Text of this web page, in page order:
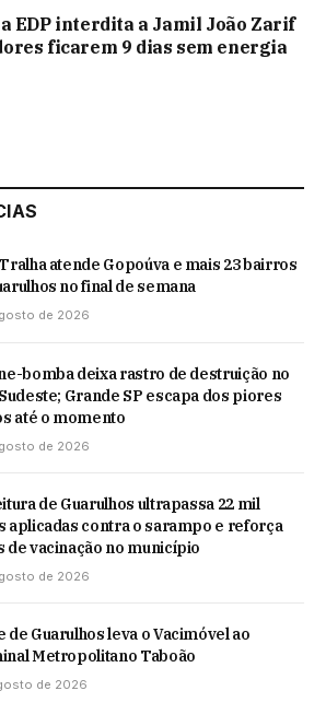
EDP interdita a Jamil João Zarif
ficarem 9 dias sem energia
atende Gopoúva e mais 23 bairros
no final de semana
de 2026
bomba deixa rastro de destruição no
Grande SP escapa dos piores
até o momento
de 2026
de Guarulhos ultrapassa 22 mil
aplicadas contra o sarampo e reforça
de vacinação no município
de 2026
de Guarulhos leva o Vacimóvel ao
Metropolitano Taboão
de 2026